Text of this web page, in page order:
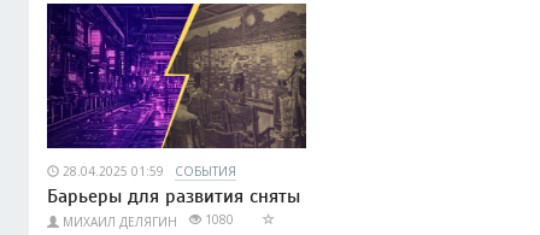
28.04.2025 01:59 СОБЫТИЯ
Барьеры для развития сняты
МИХАИЛ ДЕЛЯГИН 1080